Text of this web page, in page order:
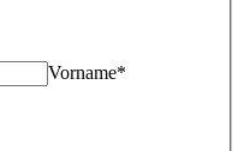
Vorname*